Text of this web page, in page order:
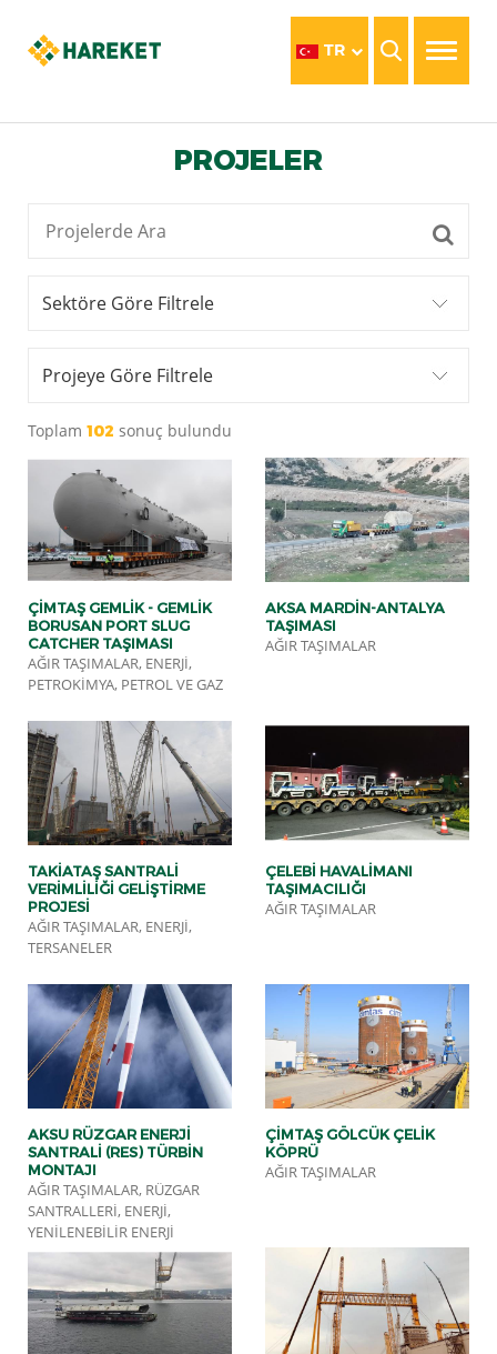
TR
PROJELER
Sektöre Göre Filtrele
Projeye Göre Filtrele
Toplam 102 sonuç bulundu
ÇIMTAŞ GEMLIK - GEMLIK
BORUSAN PORT SLUG
CATCHER TAŞIMASI
AĞIR TAŞIMALAR, ENERJI,
PETROKIMYA, PETROL VE GAZ
AKSA MARDIN-ANTALYA
TAŞIMASI
AĞIR TAŞIMALAR
TAKIATAŞ SANTRALI
VERIMLILIĞI GELIŞTIRME
PROJESI
AĞIR TAŞIMALAR, ENERJI,
TERSANELER
ÇELEBI HAVALIMANI
TAŞIMACILIĞI
AĞIR TAŞIMALAR
AKSU RÜZGAR ENERJI
SANTRALI (RES) TÜRBIN
MONTAJI
AĞIR TAŞIMALAR, RÜZGAR
SANTRALLERI, ENERJI,
YENILENEBILIR ENERJI
ÇIMTAŞ GÖLCÜK ÇELIK
KÖPRÜ
AĞIR TAŞIMALAR